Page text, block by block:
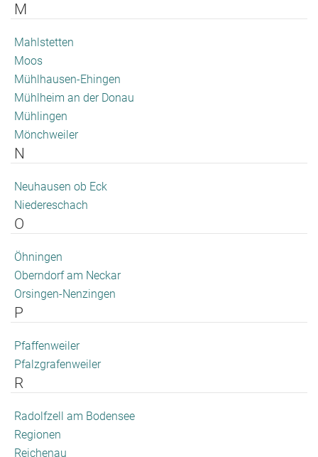
M
Mahlstetten
Moos
Mühlhausen-Ehingen
Mühlheim an der Donau
Mühlingen
Mönchweiler
N
Neuhausen ob Eck
Niedereschach
O
Öhningen
Oberndorf am Neckar
Orsingen-Nenzingen
P
Pfaffenweiler
Pfalzgrafenweiler
R
Radolfzell am Bodensee
Regionen
Reichenau